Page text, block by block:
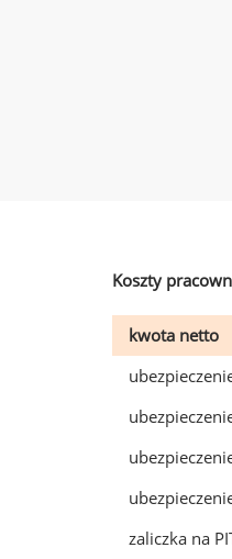
Koszty
kwota netto
zaliczka na